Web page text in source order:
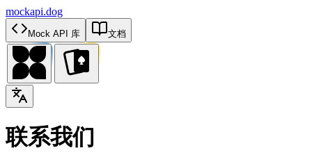
mockapi.dog
Mock API 库 文档
联系我们